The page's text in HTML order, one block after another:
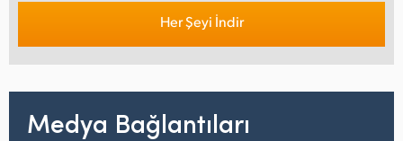
Her Şeyi İndir
Medya Bağlantıları